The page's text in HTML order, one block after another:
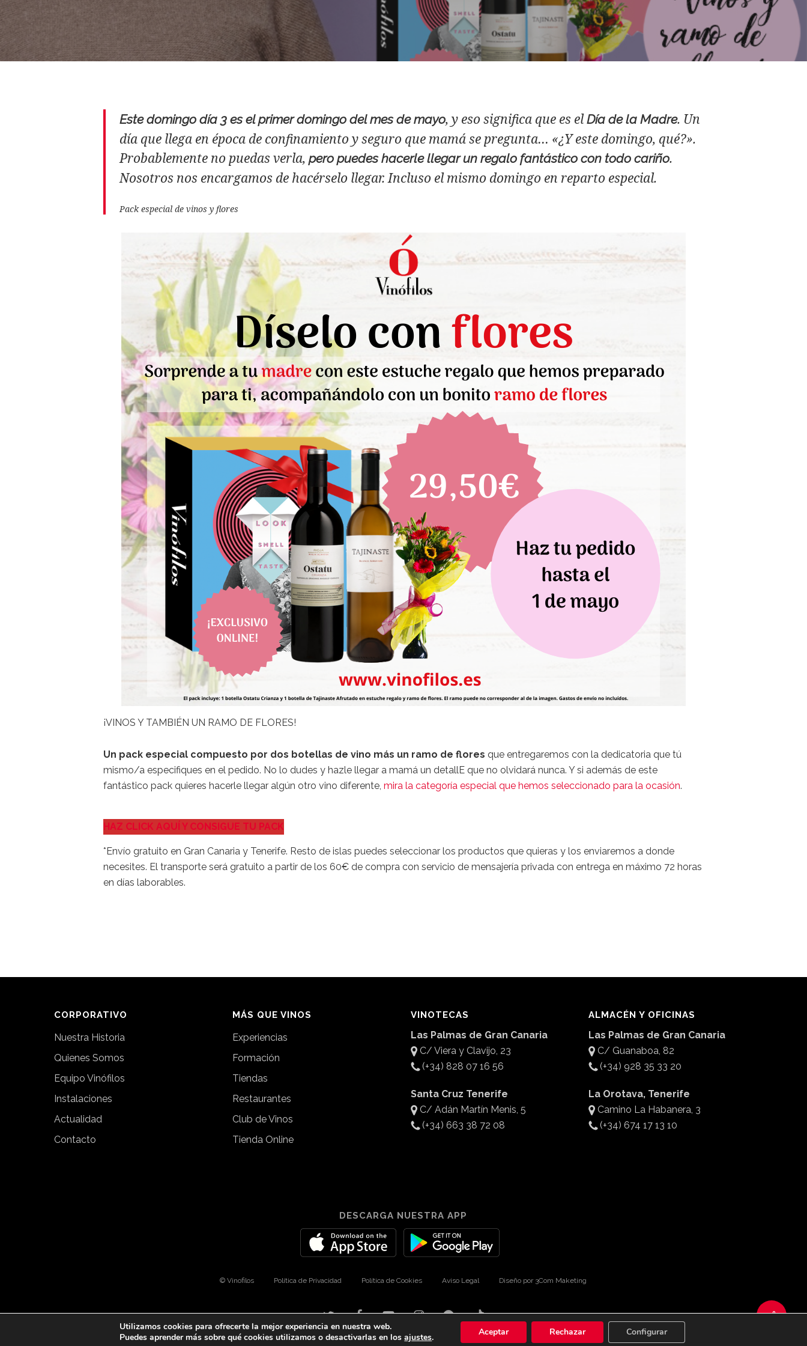
Este domingo día 3 es el primer domingo del mes de mayo, y eso significa que es elDía de la Madre. Un
día que llega en época de confinamiento y seguro que mamá se pregunta… «¿Y este domingo, qué?».
Probablemente no puedas verla, pero puedes hacerle llegar un regalo fantástico con todo cariño.
Nosotros nos encargamos de hacérselo llegar. Incluso el mismo domingo en reparto especial.
Pack especial de vinos y flores
¡VINOS Y TAMBIÉN UN RAMO DE FLORES!
Un pack especial compuesto por dos botellas de vino más un ramo de flores que entregaremos con la dedicatoria que tú
mismo/a especifiques en el pedido. No lo dudes y hazle llegar a mamá un detallE que no olvidará nunca. Y si además de este
fantástico pack quieres hacerle llegar algún otro vino diferente, mira la categoría especial que hemos seleccionado para la ocasión.
HAZ CLICK AQUÍ Y CONSIGUE TU PACK
*Envío gratuito en Gran Canaria y Tenerife. Resto de islas puedes seleccionar los productos que quieras y los enviaremos a donde
necesites. El transporte será gratuito a partir de los 60€ de compra con servicio de mensajería privada con entrega en máximo 72 horas
en días laborables.
CORPORATIVO
Nuestra Historia
Quienes Somos
Equipo Vinófilos
Instalaciones
Actualidad
Contacto
MÁS QUE VINOS
Experiencias
Formación
Tiendas
Restaurantes
Club de Vinos
Tienda Online
VINOTECAS
Las Palmas de Gran Canaria
C/ Viera y Clavijo, 23
(+34) 828 07 16 56
Santa Cruz Tenerife
C/ Adán Martín Menis, 5
(+34) 663 38 72 08
ALMACÉN Y OFICINAS
Las Palmas de Gran Canaria
C/ Guanaboa, 82
(+34) 928 35 33 20
La Orotava, Tenerife
Camino La Habanera, 3
(+34) 674 17 13 10
DESCARGA NUESTRA APP
© Vinofilos Política de Privacidad Política de Cookies Aviso Legal Diseño por 3Com Maketing
twitter facebookyoutube instagramspotify tiktok
Utilizamos cookies para ofrecerte la mejor experiencia en nuestra web.
Puedes aprender más sobre qué cookies utilizamos o desactivarlas en losajustes. Aceptar Rechazar Configurar